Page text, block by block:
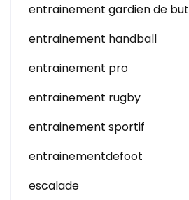
entrainement gardien de but
entrainement handball
entrainement pro
entrainement rugby
entrainement sportif
entrainementdefoot
escalade